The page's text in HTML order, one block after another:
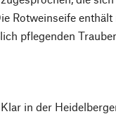
Rotweinseife enthält
pflegenden
in der